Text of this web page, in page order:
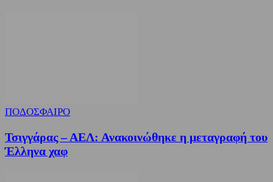
ΠΟΔΟΣΦΑΙΡΟ
Τσιγγάρας – ΑΕΛ: Ανακοινώθηκε η μεταγραφή του
Έλληνα χαφ